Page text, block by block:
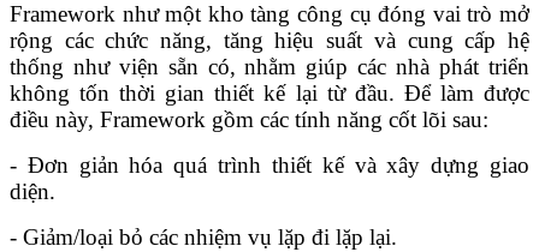
Framework như một kho tàng công cụ đóng vai trò mở
rộng các chức năng, tăng hiệu suất và cung cấp hệ
thống như viện sẵn có, nhằm giúp các nhà phát triển
không tốn thời gian thiết kế lại từ đầu. Để làm được
điều này, Framework gồm các tính năng cốt lõi sau:
- Đơn giản hóa quá trình thiết kế và xây dựng giao
diện.
- Giảm/loại bỏ các nhiệm vụ lặp đi lặp lại.